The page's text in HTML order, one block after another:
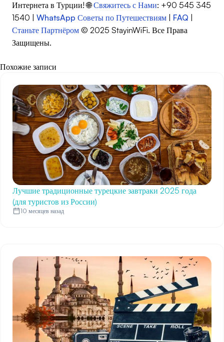
Интернета в Турции! 🌐Свяжитесь с Нами: +90 545 345
1540 | WhatsApp Советы по Путешествиям | FAQ |
Станьте Партнёром © 2025 StayinWiFi. Все Права
Защищены.
Похожие записи
Лучшие традиционные турецкие завтраки 2025 года
(для туристов из России)
10 месяцев назад